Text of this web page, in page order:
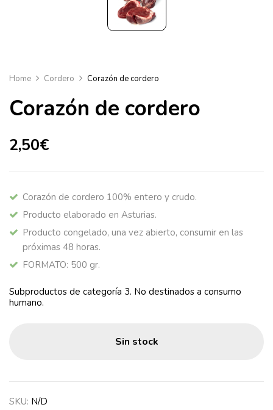
Home Cordero Corazón de cordero
Corazón de cordero
2,50€
Corazón de cordero 100% entero y crudo.
Producto elaborado en Asturias.
Producto congelado, una vez abierto, consumir en las
próximas 48 horas.
FORMATO: 500 gr.
Subproductos de categoría 3. No destinados a consumo
humano.
Sin stock
SKU: N/D